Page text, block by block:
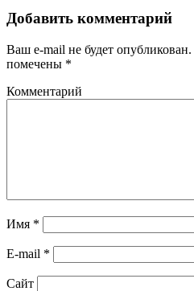
Добавить комментарий
Ваш e-mail не будет опубликован.
помечены *
Комментарий
Имя *
E-mail *
Сайт